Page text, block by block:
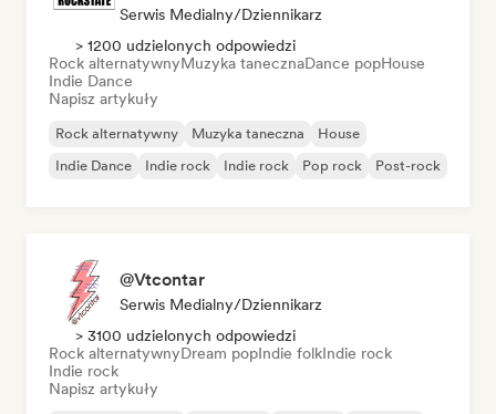
Serwis Medialny/Dziennikarz
> 1200 udzielonych odpowiedzi
Rock alternatywnyMuzyka tanecznaDance popHouse
Indie Dance
Napisz artykuły
Rock alternatywny Muzyka taneczna
House
Indie Dance
Indie rock Indie rock Pop rock Post-rock
@Vtcontar
Serwis Medialny/Dziennikarz
> 3100 udzielonych odpowiedzi
Rock alternatywnyDream popIndie folkIndie rock
Indie rock
Napisz artykuły